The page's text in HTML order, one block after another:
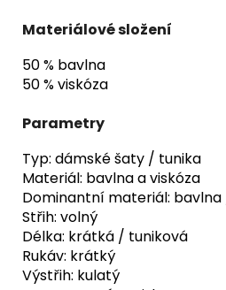
Materiálové složení
50 % bavlna
50 % viskóza
Parametry
Typ: dámské šaty / tunika
Materiál: bavlna a viskóza
Dominantní materiál: bavlna
Střih: volný
Délka: krátká / tuniková
Rukáv: krátký
Výstřih: kulatý